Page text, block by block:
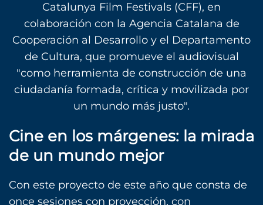
Catalunya Film Festivals (CFF), en
colaboración con la Agencia Catalana de
Cooperación al Desarrollo y el Departamento
de Cultura, que promueve el audiovisual
"como herramienta de construcción de una
ciudadanía formada, crítica y movilizada por
un mundo más justo".
Cine en los márgenes: la mirada
de un mundo mejor
Con este proyecto de este año que consta de
once sesiones con proyección, con